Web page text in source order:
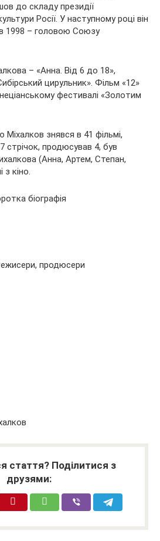
до складу президії
Росії. У наступному році він
1998 – головою Союзу
– «Анна. Від 6 до 18»,
цирульник». Фільм «12»
фестивалі «Золотим
знявся в 41 фільмі,
стрічок, продюсував 4, був
(Анна, Артем, Степан,
з кіно.
продюсери
стаття? Поділитися з
друзями: